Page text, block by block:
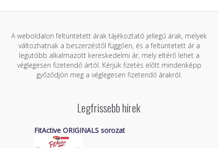
A weboldalon feltüntetett árak tájékoztató jellegű árak, melyek
változhatnak a beszerzéstől függően, és a feltüntetett ár a
legutóbb alkalmazott kereskedelmi ár, mely eltérő lehet a
véglegesen fizetendő ártól. Kérjük fizetés előtt mindenképp
győződjön meg a véglegesen fizetendő árakról.
Legfrissebb hírek
FitActive ORIGINALS sorozat